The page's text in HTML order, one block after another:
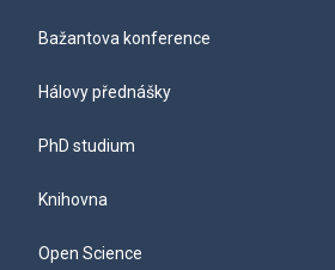
Bažantova konference
Hálovy přednášky
PhD studium
Knihovna
Open Science